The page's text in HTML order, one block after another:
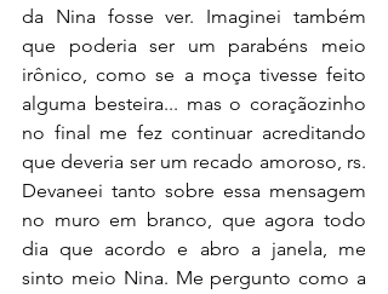
da Nina fosse ver. Imaginei também
que poderia ser um parabéns meio
irônico, como se a moça tivesse feito
alguma besteira... mas o coraçãozinho
no final me fez continuar acreditando
que deveria ser um recado amoroso, rs.
Devaneei tanto sobre essa mensagem
no muro em branco, que agora todo
dia que acordo e abro a janela, me
sinto meio Nina. Me pergunto como a